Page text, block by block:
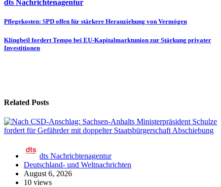
dts Nachrichtenagentur
Beitragsnavigation
Pflegekosten: SPD offen für stärkere Heranziehung von Vermögen
Klingbeil fordert Tempo bei EU-Kapitalmarktunion zur Stärkung privater
Investitionen
Related Posts
dts Nachrichtenagentur
Deutschland- und Weltnachrichten
August 6, 2026
10 views